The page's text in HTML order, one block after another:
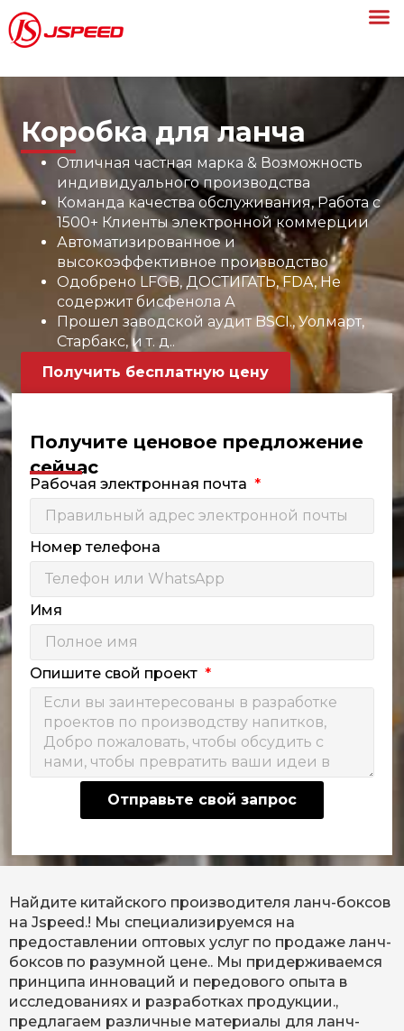
Коробка для ланча
Отличная частная марка & Возможность
индивидуального производства
Команда качества обслуживания, Работа с
1500+ Клиенты электронной коммерции
Автоматизированное и
высокоэффективное производство
Одобрено LFGB, ДОСТИГАТЬ, FDA, Не
содержит бисфенола А
Прошел заводской аудит BSCI., Уолмарт,
Старбакс, и т. д..
Получить бесплатную цену
Получите ценовое предложение
сейчас
Рабочая электронная почта
Номер телефона
Имя
Опишите свой проект
Отправьте свой запрос
Найдите китайского производителя ланч-боксов
на Jspeed.! Мы специализируемся на
предоставлении оптовых услуг по продаже ланч-
боксов по разумной цене.. Мы придерживаемся
принципа инноваций и передового опыта в
исследованиях и разработках продукции.,
предлагаем различные материалы для ланч-